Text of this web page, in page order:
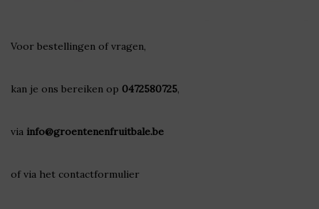
Voor bestellingen of vragen,
kan je ons bereiken op 0472580725,
via info@groentenenfruitbale.be
of via het contactformulier